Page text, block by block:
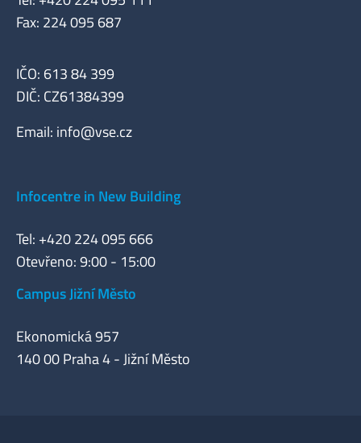
Fax: 224 095 687
IČO: 613 84 399
DIČ: CZ61384399
Email: info@vse.cz
Infocentre in New Building
Tel: +420 224 095 666
Otevřeno: 9:00 - 15:00
Campus Jižní Město
Ekonomická 957
140 00 Praha 4 - Jižní Město